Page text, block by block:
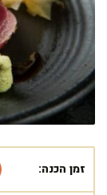
זמן הכנה: